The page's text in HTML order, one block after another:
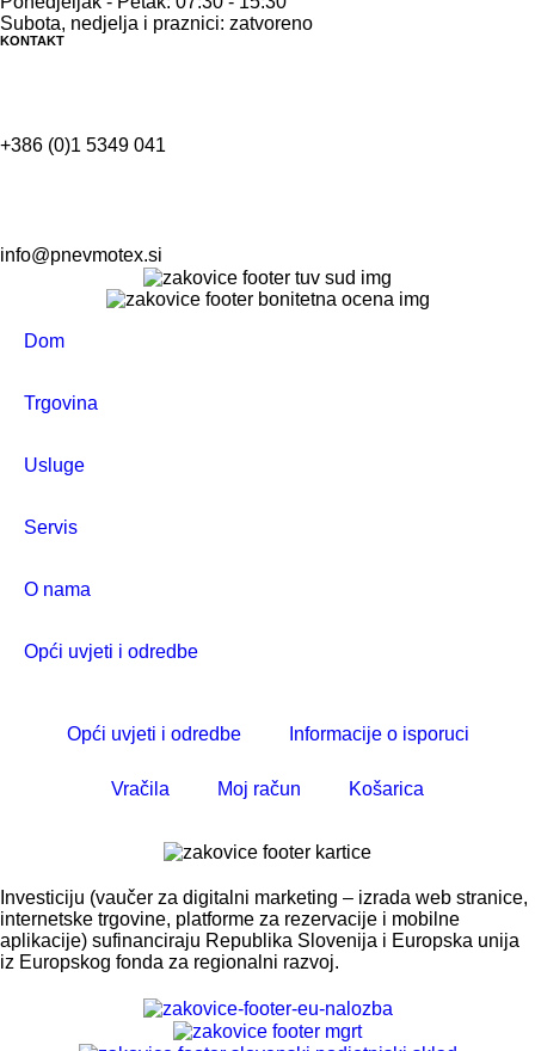
Subota, nedjelja i praznici: zatvoreno
KONTAKT
+386 (0)1 5349 041
info@pnevmotex.si
Dom
Trgovina
Usluge
Servis
O nama
Opći uvjeti i odredbe
Opći uvjeti i odredbe Informacije o isporuci
Vračila Moj račun Košarica
Investiciju (vaučer za digitalni marketing – izrada web stranice,
internetske trgovine, platforme za rezervacije i mobilne
aplikacije) sufinanciraju Republika Slovenija i Europska unija
iz Europskog fonda za regionalni razvoj.